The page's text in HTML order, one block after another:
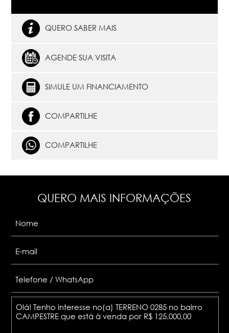
QUERO SABER MAIS
AGENDE SUA VISITA
SIMULE UM FINANCIAMENTO
COMPARTILHE
COMPARTILHE
QUERO MAIS INFORMAÇÕES